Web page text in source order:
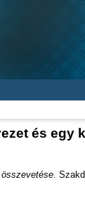
és egy